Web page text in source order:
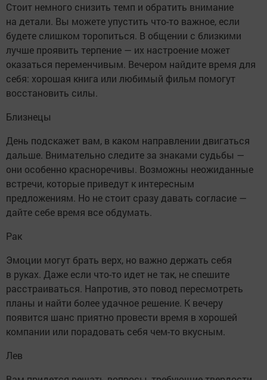
Стоит немного снизить темп и обратить внимание
на детали. Вы можете упустить что-то важное, если
будете слишком торопиться. В общении с близкими
лучше проявить терпение — их настроение может
оказаться переменчивым. Вечером найдите время для
себя: хорошая книга или любимый фильм помогут
восстановить силы.
Близнецы
День подскажет вам, в каком направлении двигаться
дальше. Внимательно следите за знаками судьбы —
они особенно красноречивы. Возможны неожиданные
встречи, которые приведут к интересным
предложениям. Но не стоит сразу давать согласие —
дайте себе время все обдумать.
Рак
Эмоции могут брать верх, но важно держать себя
в руках. Даже если что-то идет не так, не спешите
расстраиваться. Напротив, это повод пересмотреть
планы и найти более удачное решение. К вечеру
появится шанс приятно провести время в хорошей
компании или порадовать себя чем-то вкусным.
Лев